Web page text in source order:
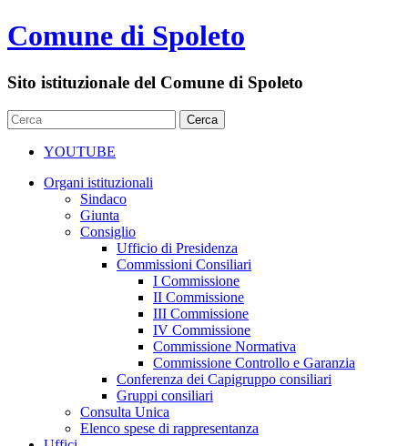
Comune di Spoleto
Sito istituzionale del Comune di Spoleto
YOUTUBE
Organi istituzionali
Sindaco
Giunta
Consiglio
Ufficio di Presidenza
Commissioni Consiliari
I Commissione
II Commissione
III Commissione
IV Commissione
Commissione Normativa
Commissione Controllo e Garanzia
Conferenza dei Capigruppo consiliari
Gruppi consiliari
Consulta Unica
Elenco spese di rappresentanza